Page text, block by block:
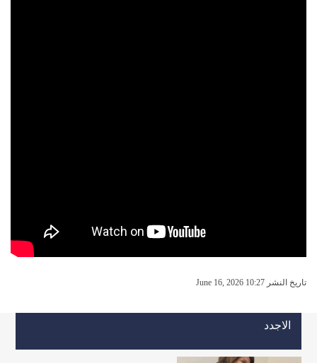
تاريخ النشر June 16, 2026 10:27
الاجدد